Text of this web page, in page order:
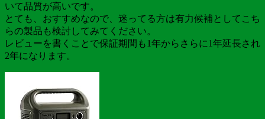
いて品質が高いです。
とても、おすすめなので、迷ってる方は有力候補としてこち
らの製品も検討してみてください。
レビューを書くことで保証期間も1年からさらに1年延長され
2年になります。